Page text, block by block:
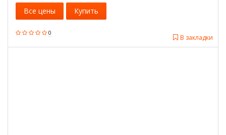
0
В закладки
Все цены Купить